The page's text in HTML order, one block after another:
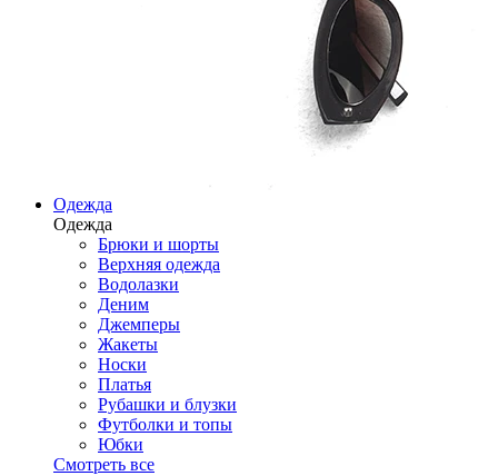
Одежда
Одежда
Брюки и шорты
Верхняя одежда
Водолазки
Деним
Джемперы
Жакеты
Носки
Платья
Рубашки и блузки
Футболки и топы
Юбки
Смотреть все